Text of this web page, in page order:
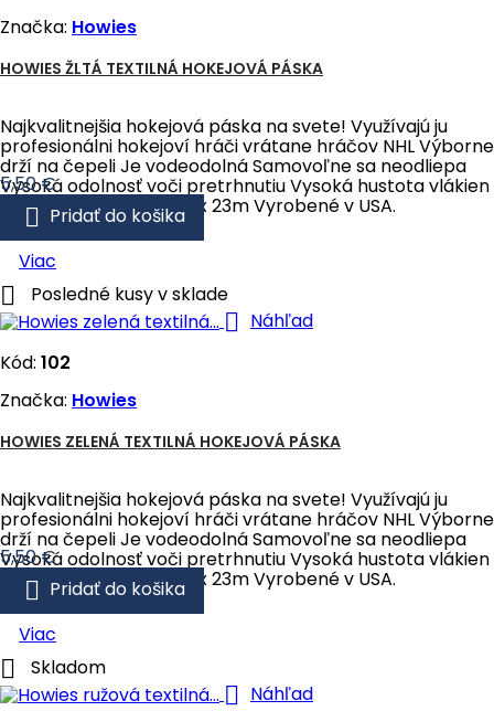
Značka: Howies
HOWIES ŽLTÁ TEXTILNÁ HOKEJOVÁ PÁSKA
Najkvalitnejšia hokejová páska na svete! Využívajú ju
profesionálni hokejoví hráči vrátane hráčov NHL Výborne
drží na čepeli Je vodeodolná Samovoľne sa neodliepa
Vysoká odolnosť voči pretrhnutiu Vysoká hustota vlákien
Rozmery pásky: 2,5cm x 23m Vyrobené v USA.
Cena
5,50 €
 Pridať do košika
Viac
 Posledné kusy v sklade
 Náhľad
Kód: 102
Značka: Howies
HOWIES ZELENÁ TEXTILNÁ HOKEJOVÁ PÁSKA
Najkvalitnejšia hokejová páska na svete! Využívajú ju
profesionálni hokejoví hráči vrátane hráčov NHL Výborne
drží na čepeli Je vodeodolná Samovoľne sa neodliepa
Vysoká odolnosť voči pretrhnutiu Vysoká hustota vlákien
Rozmery pásky: 2,5cm x 23m Vyrobené v USA.
Cena
5,50 €
 Pridať do košika
Viac
 Skladom
 Náhľad